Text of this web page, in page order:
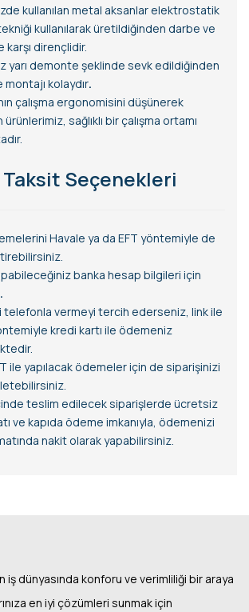
kullanılan metal aksanlar elektrostatik
kullanılarak üretildiğinden darbe ve
karşı dirençlidir.
yarı demonte şeklinde sevk edildiğinden
montajı kolaydır.
çalışma ergonomisini düşünerek
sağlıklı bir çalışma ortamı
Taksit Seçenekleri
Havale ya da EFT yöntemiyle de
banka hesap bilgileri için
telefonla vermeyi tercih ederseniz, link ile
kredi kartı ile ödemeniz
ile yapılacak ödemeler için de siparişinizi
teslim edilecek siparişlerde ücretsiz
ve kapıda ödeme imkanıyla, ödemenizi
nakit olarak yapabilirsiniz.
iş dünyasında konforu ve verimliliği bir araya
en iyi çözümleri sunmak için